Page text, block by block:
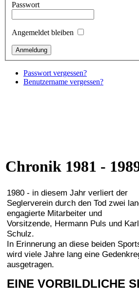
Passwort
Angemeldet bleiben
Passwort vergessen?
Benutzername vergessen?
Chronik 1981 -
1980 - in diesem Jahr verliert der
Seglerverein durch den Tod zwei
engagierte Mitarbeiter und
Vorsitzende, Hermann Puls und Karl
Schulz.
In Erinnerung an diese beiden
wird viele Jahre lang eine
ausgetragen.
EINE VORBILDLICHE